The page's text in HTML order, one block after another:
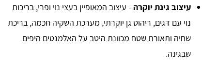
עיצוב גינת יוקרה - עיצוב המאופיין בעצי נוי ופרי, בריכות
נוי עם דגים, ריהוט גן יוקרתי, מערכת השקיה חכמה, בריכת
שחיה ותאורת שטח מכוונת היטב על האלמנטים היפים
שבגינה.